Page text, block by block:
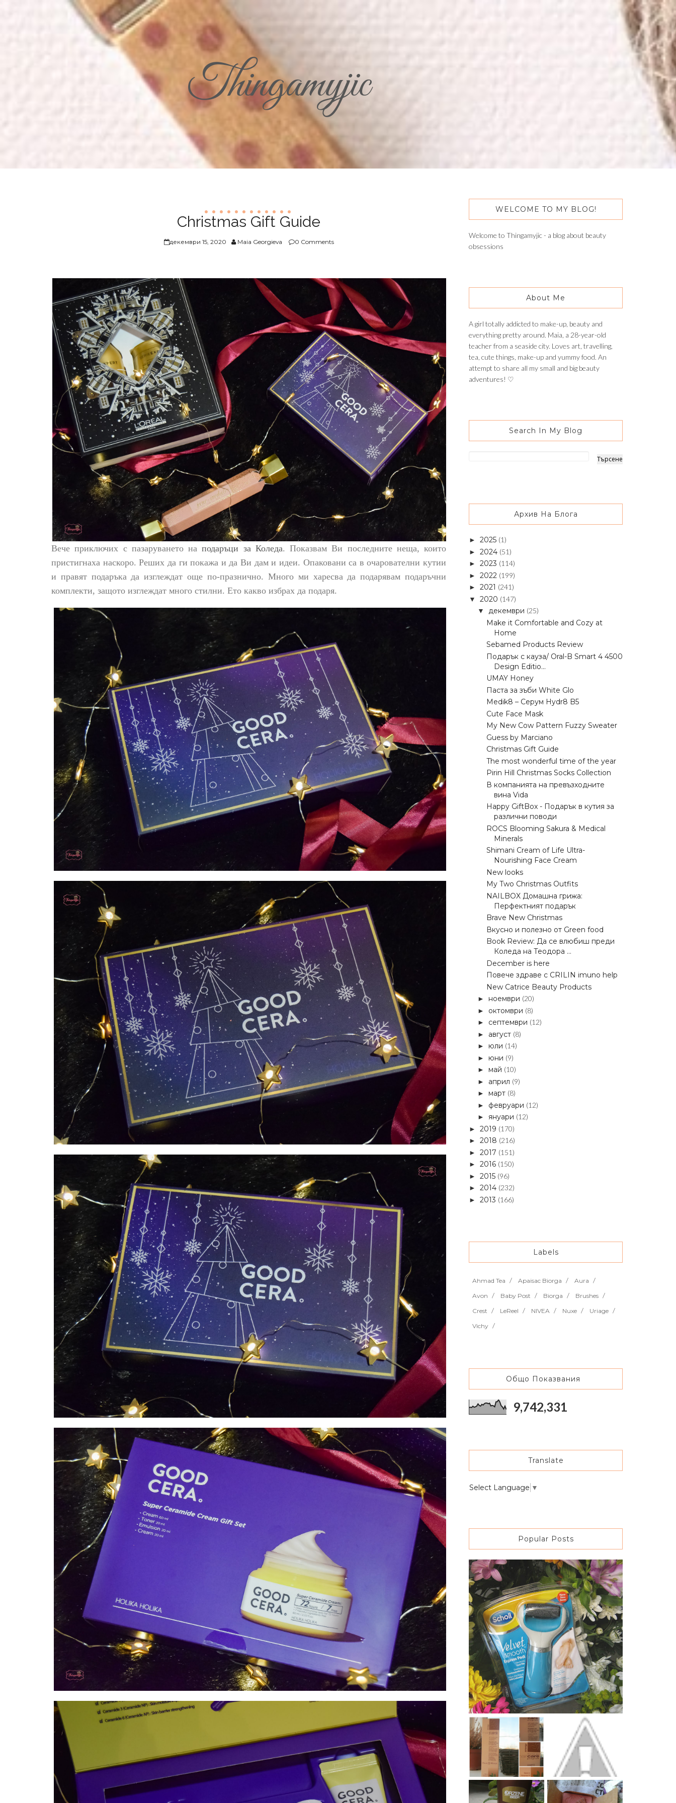
Thingamyjic
Christmas Gift Guide
декември 15, 2020 Maia Georgieva 0 Comments
Вече приключих с пазаруването наподаръци за Коледа. Показвам Ви последните неща, които
пристигнаха наскоро. Реших да ги покажа и да Ви дам и идеи. Опаковани са в очарователни кутии
и правят подаръка да изглеждат още по-празнично. Много ми харесва да подарявам подаръчни
комплекти, защото изглеждат много стилни. Ето какво избрах да подаря.
WELCOME TO MY BLOG!
Welcome to Thingamyjic - a blog about beauty
obsessions
About Me
A girl totally addicted to make-up, beauty and
everything pretty around. Maia, a 28-year-old
teacher from a seaside city. Loves art, travelling,
tea, cute things, make-up and yummy food. An
attempt to share all my small and big beauty
adventures! ♡
Search In My Blog
Архив На Блога
► 2025 (1)
► 2024 (51)
► 2023 (114)
► 2022 (199)
► 2021 (241)
▼ 2020 (147)
▼ декември (25)
Make it Comfortable and Cozy at
Home
Sebamed Products Review
Подарък с кауза/ Oral-B Smart 4 4500
Design Editio...
UMAY Honey
Паста за зъби White Glo
Medik8 – Серум Hydr8 B5
Cute Face Mask
My New Cow Pattern Fuzzy Sweater
Guess by Marciano
Christmas Gift Guide
The most wonderful time of the year
Pirin Hill Christmas Socks Collection
В компанията на превъзходните
вина Vida
Happy GiftBox - Подарък в кутия за
различни поводи
ROCS Blooming Sakura & Medical
Minerals
Shimani Cream of Life Ultra-
Nourishing Face Cream
New looks
My Two Christmas Outfits
NAILBOX Домашна грижа:
Перфектният подарък
Brave New Christmas
Вкусно и полезно от Green food
Book Review: Да се влюбиш преди
Коледа на Теодора ...
December is here
Повече здраве с CRILIN imuno help
New Catrice Beauty Products
► ноември (20)
► октомври (8)
► септември (12)
► август (8)
► юли (14)
► юни (9)
► май (10)
► април (9)
► март (8)
► февруари (12)
► януари (12)
► 2019 (170)
► 2018 (216)
► 2017 (151)
► 2016 (150)
► 2015 (96)
► 2014 (232)
► 2013 (166)
Labels
Ahmad Tea Apaisac Biorga
Aura
Avon
Baby Post Biorga
Brushes
Crest
LeReel NIVEA Nuxe
Uriage
Vichy
Общо Показвания
9,742,331
Translate
Select Language ▼
Popular Posts